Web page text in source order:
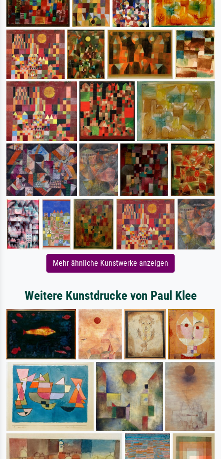
Mehr ähnliche Kunstwerke anzeigen
Weitere Kunstdrucke von Paul Klee